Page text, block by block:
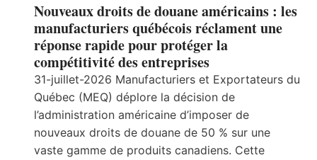
Nouveaux droits de douane américains : les
manufacturiers québécois réclament une
réponse rapide pour protéger la
compétitivité des entreprises
31-juillet-2026 Manufacturiers et Exportateurs du
Québec (MEQ) déplore la décision de
l’administration américaine d’imposer de
nouveaux droits de douane de 50 % sur une
vaste gamme de produits canadiens. Cette